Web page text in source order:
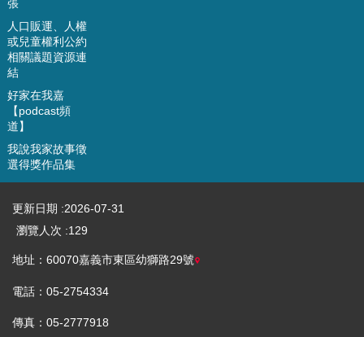
開
放
宣
張
人口販運、人權
或兒童權利公約
相關議題資源連
結
好家在我嘉
【podcast頻
道】
我說我家故事徵
選得獎作品集
更新日期
2026-07-31
瀏覽人次
129
地址：60070嘉義市東區幼獅路29號
電話：05-2754334
傳真：05-2777918